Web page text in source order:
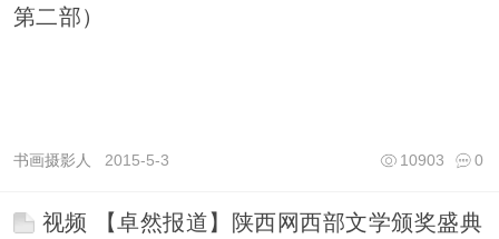
第二部）
书画摄影人 2015-5-3 0
10903
视频 【卓然报道】陕西网西部文学颁奖盛典